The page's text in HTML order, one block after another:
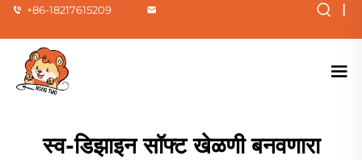
+86-18217615209 |
स्व-डिझाइन सॉफ्ट खेळणी बनवणारा